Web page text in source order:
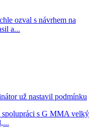
ozval s návrhem na
a...
už nastavil podmínku
spolupráci s G MMA velký